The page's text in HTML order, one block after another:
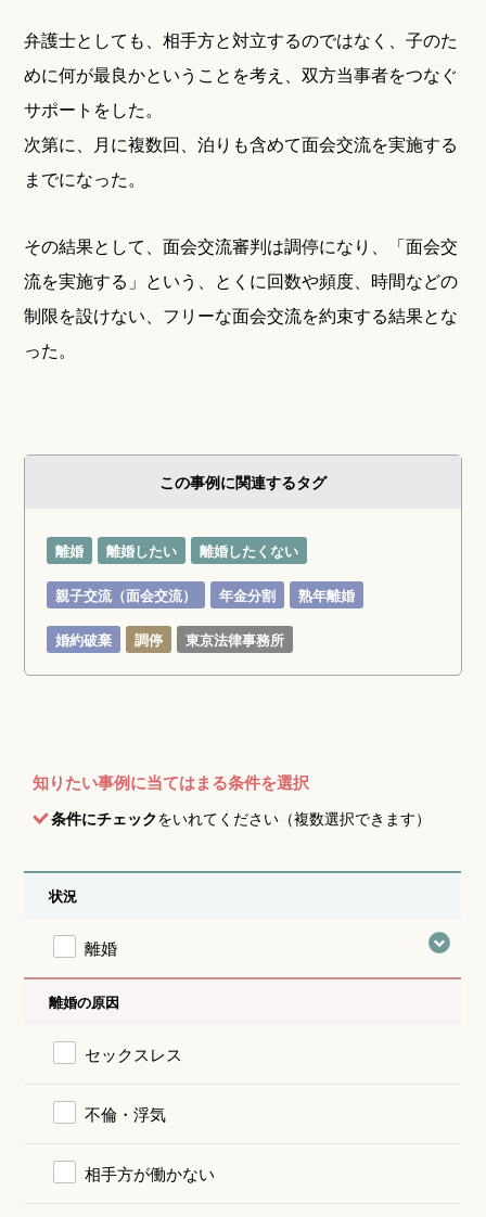
弁護士としても、相手方と対立するのではなく、子のた
めに何が最良かということを考え、双方当事者をつなぐ
サポートをした。
次第に、月に複数回、泊りも含めて面会交流を実施する
までになった。
その結果として、面会交流審判は調停になり、「面会交
流を実施する」という、とくに回数や頻度、時間などの
制限を設けない、フリーな面会交流を約束する結果とな
った。
この事例に関連するタグ
離婚 離婚したい 離婚したくない
親子交流（面会交流） 年金分割 熟年離婚
婚約破棄 調停 東京法律事務所
知りたい事例に当てはまる条件を選択
条件にチェックをいれてください（複数選択できます）
状況
離婚
離婚の原因
セックスレス
不倫・浮気
相手方が働かない